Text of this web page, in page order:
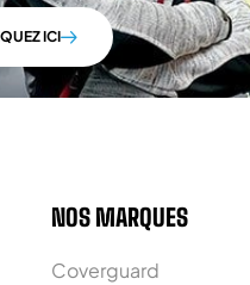
ICI
NOS MARQUES
Coverguard